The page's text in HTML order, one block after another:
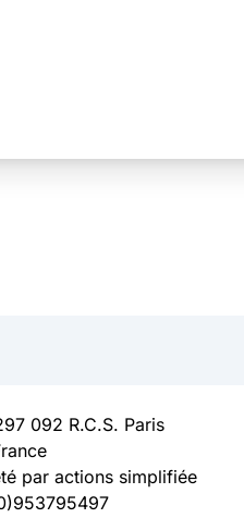
092 R.C.S. Paris
par actions simplifiée